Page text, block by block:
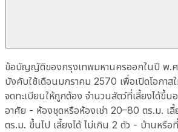
ข้อบัญญัติของกรุงเทพมหานครออกในปี พ.ศ.
บังคับใช้เดือนมกราคม 2570 เพื่อเปิดโอกาสใ
จดทะเบียนให้ถูกต้อง จำนวนสัตว์ที่เลี้ยงได้ขึ้
อาศัย - ห้องชุดหรือห้องเช่า 20–80 ตร.ม. เ
ตร.ม. ขึ้นไป เลี้ยงได้ ไม่เกิน 2 ตัว - บ้านหรือ